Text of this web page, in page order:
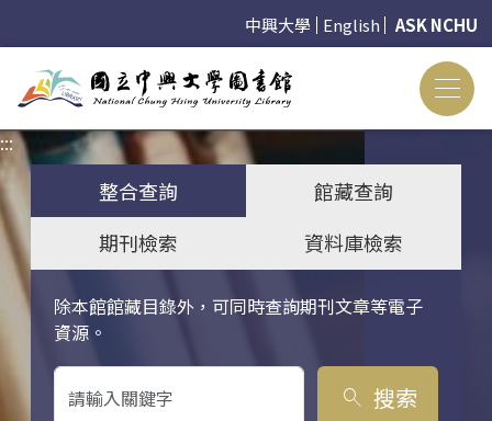
中興大學 English ASK NCHU
:::
整合查詢
館藏查詢
期刊檢索
資料庫檢索
除本館館藏目錄外，可同時查詢期刊文章等電子
資源。
關鍵字搜尋
search 搜索